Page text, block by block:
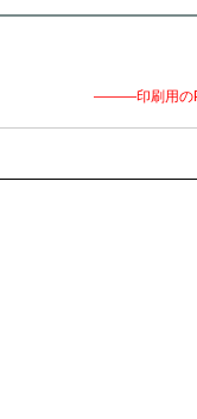
―――印刷用の